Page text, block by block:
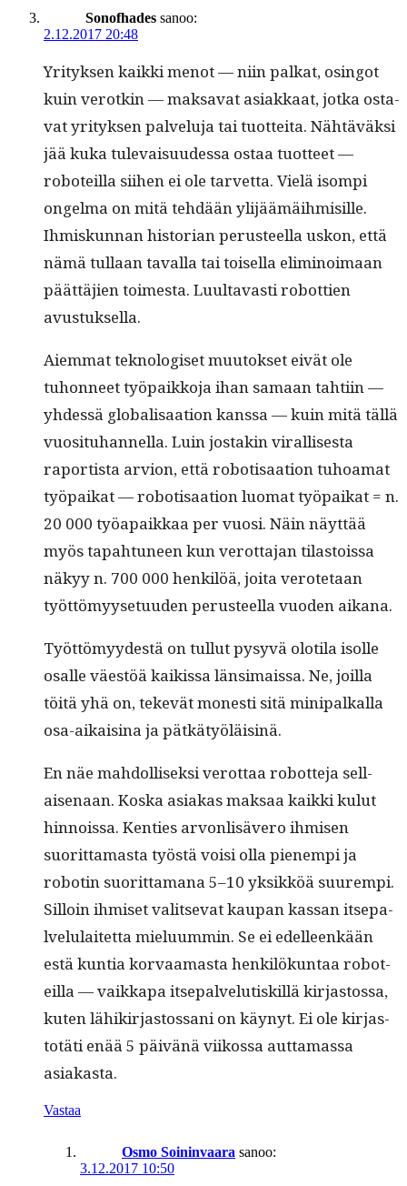
Sonofhades sanoo:
2.12.2017 20:48
Yri­tyk­sen kaik­ki menot — niin palkat, osin­got
kuin verotkin — mak­sa­vat asi­akkaat, jot­ka osta­
vat yri­tyk­sen palvelu­ja tai tuot­tei­ta. Nähtäväk­si
jää kuka tule­vaisu­udessa ostaa tuot­teet —
robot­eil­la siihen ei ole tarvet­ta. Vielä isom­pi
ongel­ma on mitä tehdään yli­jäämäih­misille.
Ihmiskun­nan his­to­ri­an perus­teel­la uskon, että
nämä tul­laan taval­la tai toisel­la elim­i­noimaan
päät­täjien toimes­ta. Luul­tavasti robot­tien
avustuksella.
Aiem­mat tek­nol­o­giset muu­tok­set eivät ole
tuhon­neet työ­paikko­ja ihan samaan tahti­in —
yhdessä glob­al­isaa­tion kanssa — kuin mitä täl­lä
vuosi­tuhan­nel­la. Luin jostakin viral­lis­es­ta
raportista arvion, että robo­t­i­saa­tion tuhoa­mat
työ­paikat — robo­t­i­saa­tion luo­mat työ­paikat = n.
20 000 työa­paikkaa per vuosi. Näin näyt­tää
myös tapah­tuneen kun verot­ta­jan tilas­tois­sa
näkyy n. 700 000 henkilöä, joi­ta verote­taan
työt­tömyy­se­tu­u­den perus­teel­la vuo­den aikana.
Työt­tömyy­destä on tul­lut pysyvä oloti­la isolle
osalle väestöä kaikissa län­si­mais­sa. Ne, joil­la
töitä yhä on, tekevät mon­esti sitä mini­pal­ka­lla
osa-aikaisi­na ja pätkätyöläisinä.
En näe mah­dol­lisek­si verot­taa robot­te­ja sel­l­
aise­naan. Kos­ka asi­akas mak­saa kaik­ki kulut
hin­nois­sa. Ken­ties arvon­lisävero ihmisen
suorit­ta­mas­ta työstä voisi olla pienem­pi ja
robotin suorit­ta­mana 5–10 yksikköä suurem­pi.
Sil­loin ihmiset val­it­se­vat kau­pan kas­san itsepa­
lvelu­laitet­ta mielu­um­min. Se ei edelleenkään
estä kun­tia kor­vaa­mas­ta henkilökun­taa robot­
eil­la — vaikka­pa itsepa­lve­lutiskil­lä kir­jas­tossa,
kuten lähikir­jas­tossani on käynyt. Ei ole kir­jas­
totäti enää 5 päivänä viikos­sa aut­ta­mas­sa
asiakasta.
Vastaa
Osmo Soininvaara sanoo:
3.12.2017 10:50